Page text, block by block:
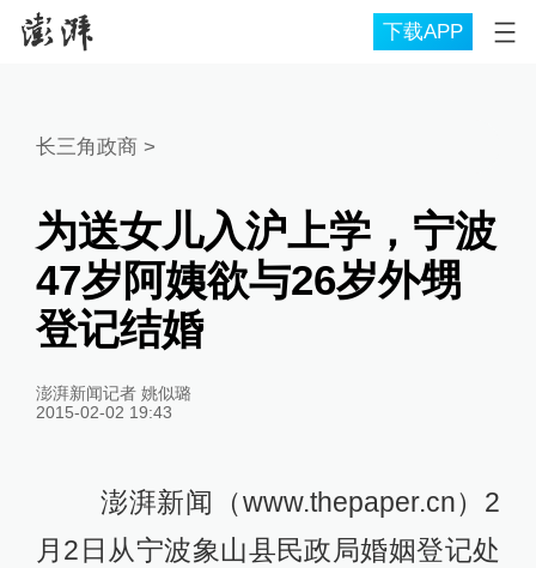
下载APP
长三角政商 >
为送女儿入沪上学，宁波
47岁阿姨欲与26岁外甥
登记结婚
澎湃新闻记者 姚似璐
2015-02-02 19:43
澎湃新闻（www.thepaper.cn）2
月2日从宁波象山县民政局婚姻登记处